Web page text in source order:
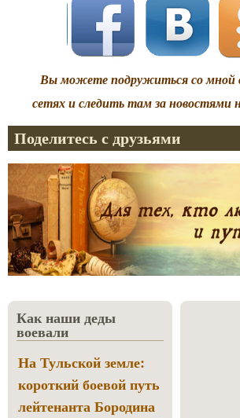
Вы можете подружиться со мной
сетях и следить там за новостями
Поделитесь с друзьями
Как наши деды
воевали
На Тульской земле:
короткий боевой путь
лейтенанта Бородина